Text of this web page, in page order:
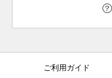
ご利用ガイド